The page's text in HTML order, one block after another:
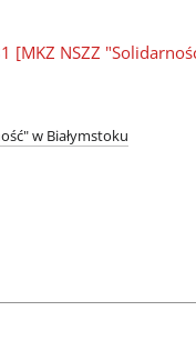
[MKZ NSZZ
w Białymstoku